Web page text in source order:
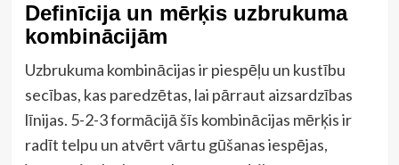
Definīcija un mērķis uzbrukuma
kombinācijām
Uzbrukuma kombinācijas ir piespēļu un kustību
secības, kas paredzētas, lai pārraut aizsardzības
līnijas. 5-2-3 formācijā šīs kombinācijas mērķis ir
radīt telpu un atvērt vārtu gūšanas iespējas,